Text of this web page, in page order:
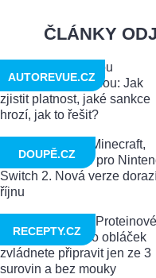
ČLÁNKY
AUTOREVUE.CZ
DOUPĚ.CZ
RECEPTY.CZ